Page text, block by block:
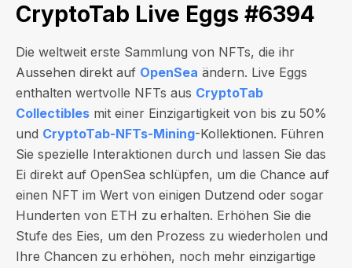
CryptoTab Live Eggs #6394
Die weltweit erste Sammlung von NFTs, die ihr
Aussehen direkt auf OpenSea ändern. Live Eggs
enthalten wertvolle NFTs aus CryptoTab
Collectibles mit einer Einzigartigkeit von bis zu 50%
und CryptoTab-NFTs-Mining-Kollektionen. Führen
Sie spezielle Interaktionen durch und lassen Sie das
Ei direkt auf OpenSea schlüpfen, um die Chance auf
einen NFT im Wert von einigen Dutzend oder sogar
Hunderten von ETH zu erhalten. Erhöhen Sie die
Stufe des Eies, um den Prozess zu wiederholen und
Ihre Chancen zu erhöhen, noch mehr einzigartige